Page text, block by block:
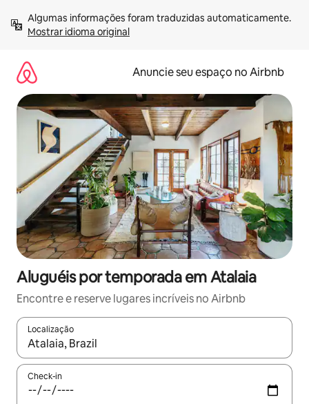
para
Mostrar idioma original
Anuncie seu espaço no Airbnb
Aluguéis por temporada em Atalaia
Encontre e reserve lugares incríveis no Airbnb
Localização
Quando os resultados estiverem disponíveis, explore-os
Check-in